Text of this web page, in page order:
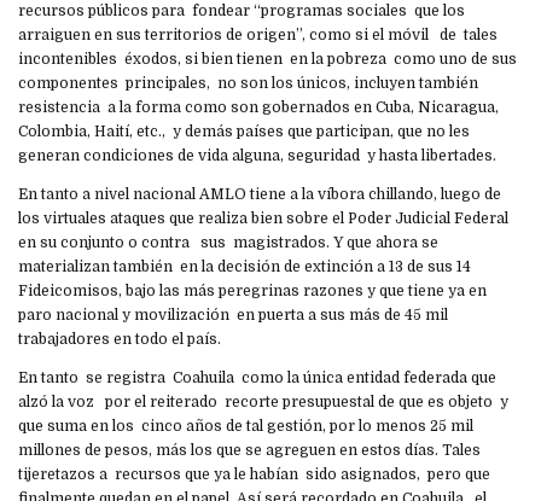
recursos públicos para fondear “programas sociales que los
arraiguen en sus territorios de origen”, como si el móvil de tales
incontenibles éxodos, si bien tienen en la pobreza como uno de sus
componentes principales, no son los únicos, incluyen también
resistencia a la forma como son gobernados en Cuba, Nicaragua,
Colombia, Haití, etc., y demás países que participan, que no les
generan condiciones de vida alguna, seguridad y hasta libertades.
En tanto a nivel nacional AMLO tiene a la víbora chillando, luego de
los virtuales ataques que realiza bien sobre el Poder Judicial Federal
en su conjunto o contra sus magistrados. Y que ahora se
materializan también en la decisión de extinción a 13 de sus 14
Fideicomisos, bajo las más peregrinas razones y que tiene ya en
paro nacional y movilización en puerta a sus más de 45 mil
trabajadores en todo el país.
En tanto se registra Coahuila como la única entidad federada que
alzó la voz por el reiterado recorte presupuestal de que es objeto y
que suma en los cinco años de tal gestión, por lo menos 25 mil
millones de pesos, más los que se agreguen en estos días. Tales
tijeretazos a recursos que ya le habían sido asignados, pero que